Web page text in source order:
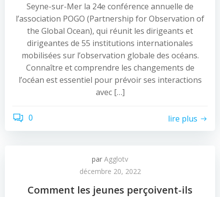
Seyne-sur-Mer la 24e conférence annuelle de
l’association POGO (Partnership for Observation of
the Global Ocean), qui réunit les dirigeants et
dirigeantes de 55 institutions internationales
mobilisées sur l’observation globale des océans.
Connaître et comprendre les changements de
l’océan est essentiel pour prévoir ses interactions
avec […]
0 lire plus
par Agglotv
décembre 20, 2022
Comment les jeunes perçoivent-ils